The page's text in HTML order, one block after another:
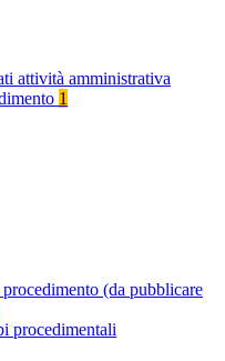
attività amministrativa
1
(da pubblicare
procedimentali